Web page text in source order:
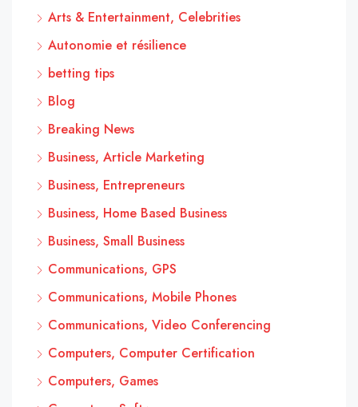
Arts & Entertainment, Celebrities
Autonomie et résilience
betting tips
Blog
Breaking News
Business, Article Marketing
Business, Entrepreneurs
Business, Home Based Business
Business, Small Business
Communications, GPS
Communications, Mobile Phones
Communications, Video Conferencing
Computers, Computer Certification
Computers, Games